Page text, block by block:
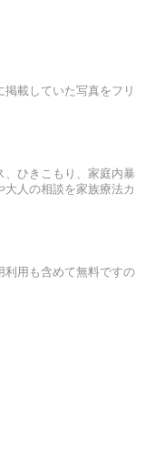
載していた写真をフリ
、ひきこもり、家庭内暴
人の相談を家族療法カ
利用も含めて無料ですの